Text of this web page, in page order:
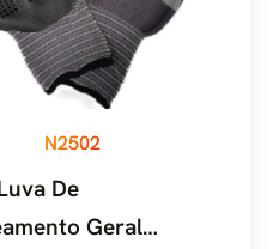
N2502
De
Geral